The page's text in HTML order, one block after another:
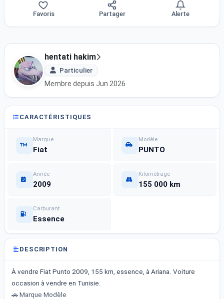
Favoris Partager Alerte
hentati hakim
Particulier
Membre depuis Jun 2026
CARACTÉRISTIQUES
Marque
Fiat
Modèle
PUNTO
Année
2009
Kilométrage
155 000 km
Carburant
Essence
DESCRIPTION
À vendre Fiat Punto 2009, 155 km, essence, à Ariana. Voiture
occasion à vendre en Tunisie.
🚗 Marque Modèle